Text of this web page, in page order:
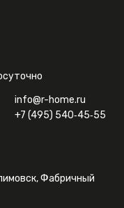
info@r-home.ru
+7 (495) 540‑45‑55
Фабричный